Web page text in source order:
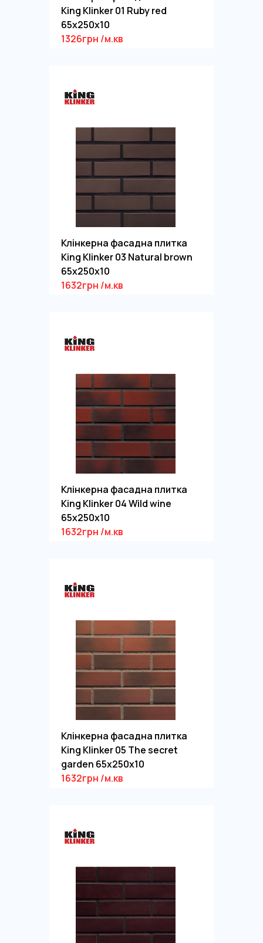
King Klinker 01 Ruby red
65x250x10
1326грн /м.кв
Клінкерна фасадна плитка
King Klinker 03 Natural brown
65x250x10
1632грн /м.кв
Клінкерна фасадна плитка
King Klinker 04 Wild wine
65x250x10
1632грн /м.кв
Клінкерна фасадна плитка
King Klinker 05 The secret
garden 65x250x10
1632грн /м.кв